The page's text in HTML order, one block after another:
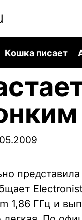
Кошка писает
1,86 ГГц и